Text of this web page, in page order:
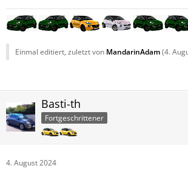
Einmal editiert, zuletzt von MandarinAdam(4.
Basti-th
Fortgeschrittener
4. August 2024